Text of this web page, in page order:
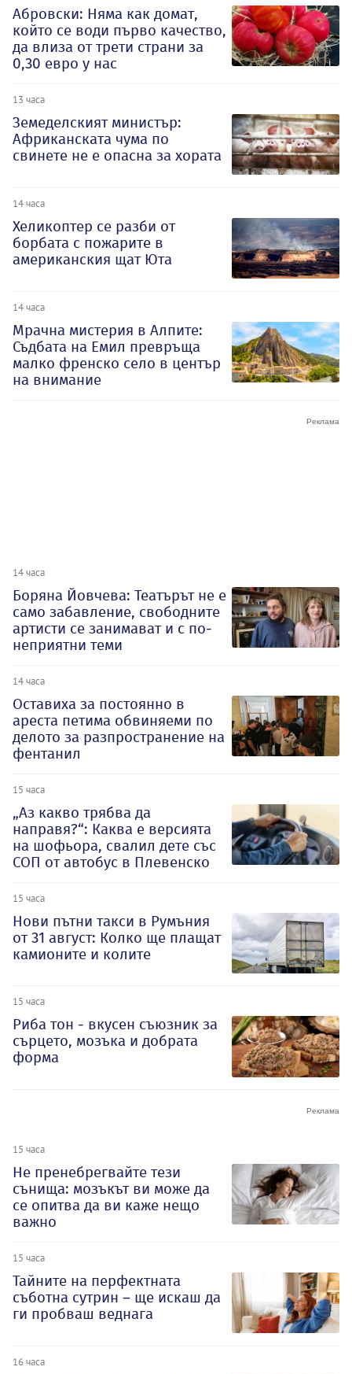
Абровски: Няма как домат,
който се води първо качество,
да влиза от трети страни за
0,30 евро у нас
13 часа
Земеделският министър:
Африканската чума по
свинете не е опасна за хората
14 часа
Хеликоптер се разби от
борбата с пожарите в
американския щат Юта
14 часа
Мрачна мистерия в Алпите:
Съдбата на Емил превръща
малко френско село в център
на внимание
14 часа
Боряна Йовчева: Театърът не е
само забавление, свободните
артисти се занимават и с по-
неприятни теми
14 часа
Оставиха за постоянно в
ареста петима обвиняеми по
делото за разпространение на
фентанил
15 часа
„Аз какво трябва да
направя?“: Каква е версията
на шофьора, свалил дете със
СОП от автобус в Плевенско
15 часа
Нови пътни такси в Румъния
от 31 август: Колко ще плащат
камионите и колите
15 часа
Риба тон - вкусен съюзник за
сърцето, мозъка и добрата
форма
15 часа
Не пренебрегвайте тези
сънища: мозъкът ви може да
се опитва да ви каже нещо
важно
15 часа
Тайните на перфектната
съботна сутрин – ще искаш да
ги пробваш веднага
16 часа